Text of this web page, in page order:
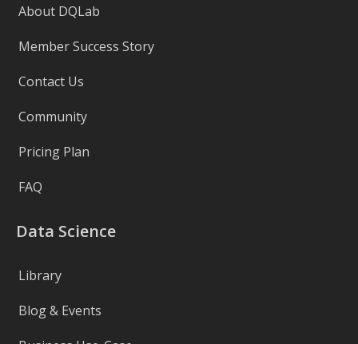
About DQLab
Member Success Story
Contact Us
Community
Pricing Plan
FAQ
Data Science
Library
Blog & Events